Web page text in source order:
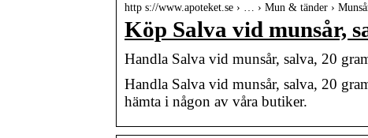
http s://www.apoteket.se › … › Mun & tänder ›
Köp Salva vid munsår,
Handla Salva vid munsår, salva, 20
Handla Salva vid munsår, salva, 20
hämta i någon av våra butiker.